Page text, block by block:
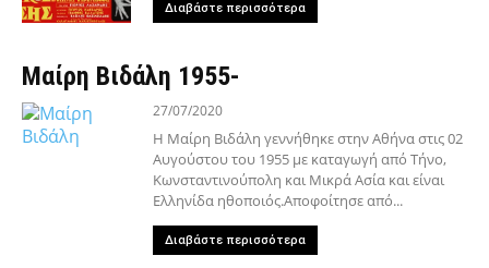
Διαβάστε περισσότερα
Μαίρη Βιδάλη 1955-
27/07/2020
Η Μαίρη Βιδάλη γεννήθηκε στην Αθήνα στις 02
Aυγούστου του 1955 με καταγωγή από Τήνο,
Κωνσταντινούπολη και Μικρά Ασία και είναι
Ελληνίδα ηθοποιός.Αποφοίτησε από...
Διαβάστε περισσότερα